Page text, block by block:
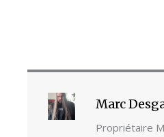
Marc
Propriétaire